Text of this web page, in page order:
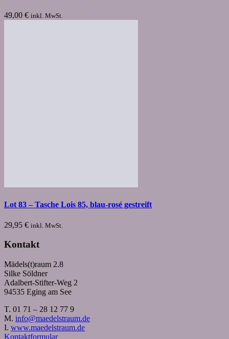
49,00 € inkl. MwSt.
Lot 83 – Tasche Lois 85, blau-rosé gestreift
29,95 € inkl. MwSt.
Kontakt
Mädels(t)raum 2.8
Silke Söldner
Adalbert-Stifter-Weg 2
94535 Eging am See
T. 01 71 – 28 12 77 9
M. info@maedelstraum.de
I. www.maedelstraum.de
Kontaktformular